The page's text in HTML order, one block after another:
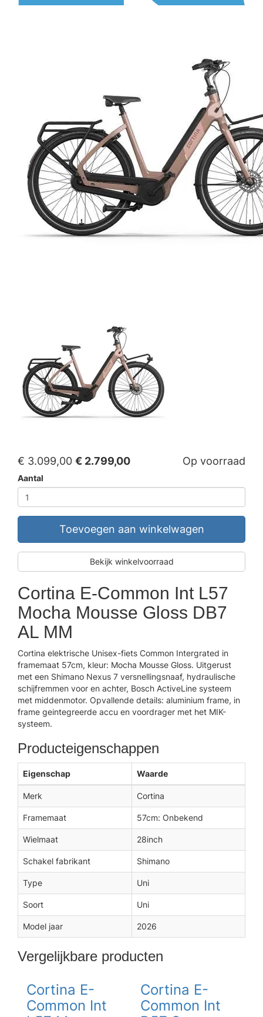
€ 3.099,00 € 2.799,00 Op voorraad
Aantal
Toevoegen aan winkelwagen
Bekijk winkelvoorraad
Cortina E-Common Int L57
Mocha Mousse Gloss DB7
AL MM
Cortina elektrische Unisex-fiets Common Intergrated in
framemaat 57cm, kleur: Mocha Mousse Gloss. Uitgerust
met een Shimano Nexus 7 versnellingsnaaf, hydraulische
schijfremmen voor en achter, Bosch ActiveLine systeem
met middenmotor. Opvallende details: aluminium frame, in
frame geintegreerde accu en voordrager met het MIK-
systeem.
Producteigenschappen
Eigenschap Waarde
Merk Cortina
Framemaat 57cm: Onbekend
Wielmaat 28inch
Schakel fabrikant Shimano
Type Uni
Soort Uni
Model jaar 2026
Vergelijkbare producten
Cortina E-
Common Int
Cortina E-
Common Int